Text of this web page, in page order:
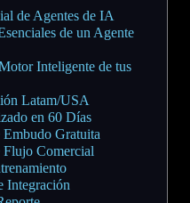
de Agentes de IA
de un Agente
Inteligente de tus
Latam/USA
en 60 Días
Gratuita
Comercial
Integración